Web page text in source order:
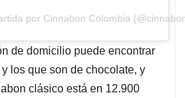
por Cinnabon Colombia
de domicilio puede encontrar
los que son de chocolate, y
clásico está en 12.900